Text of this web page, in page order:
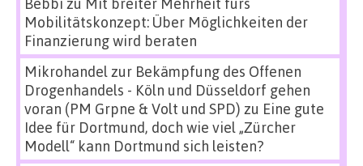
Mobilitätskonzept: Über Möglichkeiten der
Finanzierung wird beraten
Mikrohandel zur Bekämpfung des Offenen
Drogenhandels - Köln und Düsseldorf gehen
voran (PM Grpne & Volt und SPD) zu Eine gute
Idee für Dortmund, doch wie viel „Zürcher
Modell“ kann Dortmund sich leisten?